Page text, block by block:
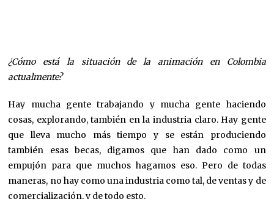
¿Cómo está la situación de la animación en Colombia
actualmente?
Hay mucha gente trabajando y mucha gente haciendo
cosas, explorando, también en la industria claro. Hay gente
que lleva mucho más tiempo y se están produciendo
también esas becas, digamos que han dado como un
empujón para que muchos hagamos eso. Pero de todas
maneras, no hay como una industria como tal, de ventas y de
comercialización, y de todo esto.